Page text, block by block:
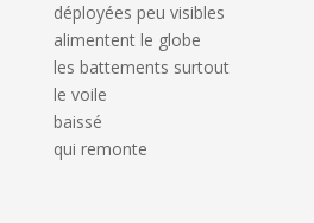
déployées peu visibles
alimentent le globe
les battements surtout
le voile
baissé
qui remonte